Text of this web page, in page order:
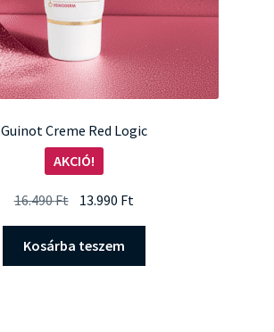
Guinot Creme Red Logic
AKCIÓ!
16.490Ft Original
price
was:
16.490 Ft.
13.990 Ft
price
13.990 Ft.
Kosárba teszem